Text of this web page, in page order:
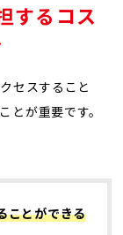
するコス
セスすること
とが重要です。
ことができる